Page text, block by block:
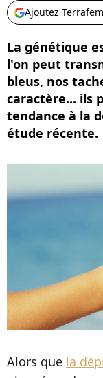
Ajoutez
La génétique
l'on peut
bleus, nos
caractère... ils
tendance à la
étude récente.
Alors que la